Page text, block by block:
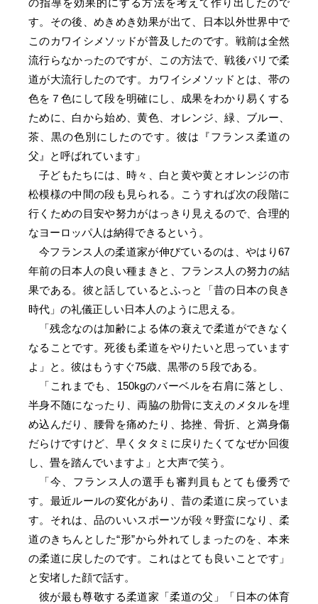
の指導を効果的にする方法を考えて作り出したので
す。その後、めきめき効果が出て、日本以外世界中で
このカワイシメソッドが普及したのです。戦前は全然
流行らなかったのですが、この方法で、戦後パリで柔
道が大流行したのです。カワイシメソッドとは、帯の
色を７色にして段を明確にし、成果をわかり易くする
ために、白から始め、黄色、オレンジ、緑、ブルー、
茶、黒の色別にしたのです。彼は『フランス柔道の
父』と呼ばれています」
子どもたちには、時々、白と黄や黄とオレンジの市
松模様の中間の段も見られる。こうすれば次の段階に
行くための目安や努力がはっきり見えるので、合理的
なヨーロッパ人は納得できるという。
今フランス人の柔道家が伸びているのは、やはり67
年前の日本人の良い種まきと、フランス人の努力の結
果である。彼と話しているとふっと「昔の日本の良き
時代」の礼儀正しい日本人のように思える。
「残念なのは加齢による体の衰えで柔道ができなく
なることです。死後も柔道をやりたいと思っています
よ」と。彼はもうすぐ75歳、黒帯の５段である。
「これまでも、150kgのバーベルを右肩に落とし、
半身不随になったり、両脇の肋骨に支えのメタルを埋
め込んだり、腰骨を痛めたり、捻挫、骨折、と満身傷
だらけですけど、早くタタミに戻りたくてなぜか回復
し、畳を踏んでいますよ」と大声で笑う。
「今、フランス人の選手も審判員もとても優秀で
す。最近ルールの変化があり、昔の柔道に戻っていま
す。それは、品のいいスポーツが段々野蛮になり、柔
道のきちんとした“形”から外れてしまったのを、本来
の柔道に戻したのです。これはとても良いことです」
と安堵した顔で話す。
彼が最も尊敬する柔道家「柔道の父」「日本の体育